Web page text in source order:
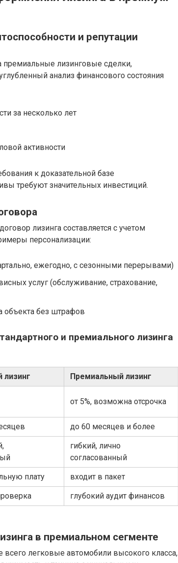
и репутации
лизинговые сделки,
анализ финансового состояния
за несколько лет
активности
к доказательной базе
требуют значительных инвестиций.
лизинга составляется с учетом
персонализации:
ежегодно, с сезонными перерывами)
услуг (обслуживание, страхование,
объекта без штрафов
и премиального лизинга
лизинг Премиальный лизинг
от 5%, возможна отсрочка
до 60 месяцев и более
гибкий, лично
согласованный
плату входит в пакет
глубокий аудит финансов
в премиальном сегменте
легковые автомобили высокого класса,